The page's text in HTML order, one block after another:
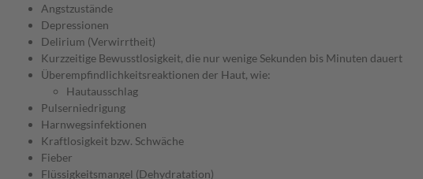
Angstzustände
Depressionen
Delirium (Verwirrtheit)
Kurzzeitige Bewusstlosigkeit, die nur wenige Sekunden bis Minuten dauert
Überempfindlichkeitsreaktionen der Haut, wie:
Hautausschlag
Pulserniedrigung
Harnwegsinfektionen
Kraftlosigkeit bzw. Schwäche
Fieber
Flüssigkeitsmangel (Dehydratation)